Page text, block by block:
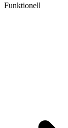
Funktionell